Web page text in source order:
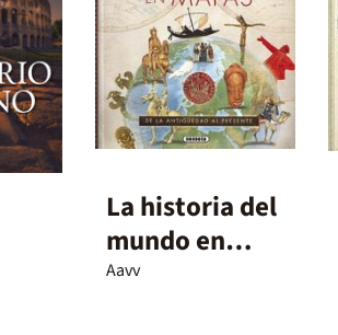
La historia del
mundo en
mapas
Aavv